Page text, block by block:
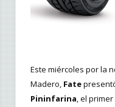
Este miércoles por la
Madero, Fate
Pininfarina, el